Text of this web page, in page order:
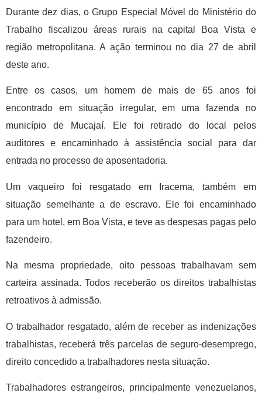
Durante dez dias, o Grupo Especial Móvel do Ministério do
Trabalho fiscalizou áreas rurais na capital Boa Vista e
região metropolitana. A ação terminou no dia 27 de abril
deste ano.
Entre os casos, um homem de mais de 65 anos foi
encontrado em situação irregular, em uma fazenda no
município de Mucajaí. Ele foi retirado do local pelos
auditores e encaminhado à assistência social para dar
entrada no processo de aposentadoria.
Um vaqueiro foi resgatado em Iracema, também em
situação semelhante a de escravo. Ele foi encaminhado
para um hotel, em Boa Vista, e teve as despesas pagas pelo
fazendeiro.
Na mesma propriedade, oito pessoas trabalhavam sem
carteira assinada. Todos receberão os direitos trabalhistas
retroativos à admissão.
O trabalhador resgatado, além de receber as indenizações
trabalhistas, receberá três parcelas de seguro-desemprego,
direito concedido a trabalhadores nesta situação.
Trabalhadores estrangeiros, principalmente venezuelanos,